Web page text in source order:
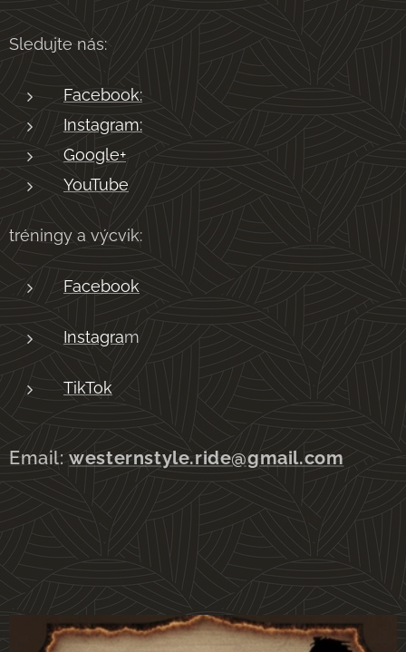
Sledujte nás:
Facebook:
Instagram:
Google+
YouTube
tréningy a výcvik:
Facebook
Instagram
TikTok
Email:westernstyle.ride@gmail.com